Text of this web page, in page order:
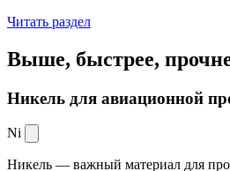
Читать раздел
Выше, быстрее,
Никель для авиационной
Ni
Никель — важный материал для